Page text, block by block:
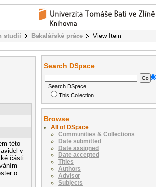
studií Bakalářské práce View Item
této
v
části
o
Search DSpace
Search DSpace
This Collection
Browse
All of DSpace
Communities & Collections
Date submitted
Date assigned
Date accepted
Titles
Authors
Advisor
Subjects